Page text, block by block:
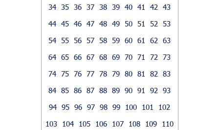
34 35 36 37 38 39 40 41 42
43
44 45 46 47 48 49 50 51 52
53
54 55 56 57 58 59 60 61 62
63
64 65 66 67 68 69 70 71 72
73
74 75 76 77 78 79 80 81 82
83
84 85 86 87 88 89 90 91 92
93
94 95 96 97 98 99 100 101
102
103
104 105 106 107 108 109
110